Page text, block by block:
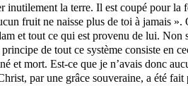
inutilement la terre. Il est coupé pour la
fruit ne naisse plus de toi à jamais ».
et tout ce qui est provenu de lui. Non
de tout ce système consiste en
et mort. Est-ce que je n’avais donc
par une grâce souveraine, a été